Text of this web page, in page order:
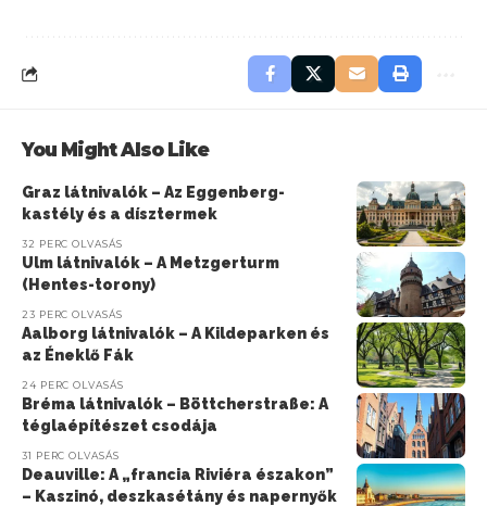
You Might Also Like
Graz látnivalók – Az Eggenberg-
kastély és a dísztermek
32 PERC OLVASÁS
Ulm látnivalók – A Metzgerturm
(Hentes-torony)
23 PERC OLVASÁS
Aalborg látnivalók – A Kildeparken és
az Éneklő Fák
24 PERC OLVASÁS
Bréma látnivalók – Böttcherstraße: A
téglaépítészet csodája
31 PERC OLVASÁS
Deauville: A „francia Riviéra északon”
– Kaszinó, deszkasétány és napernyők